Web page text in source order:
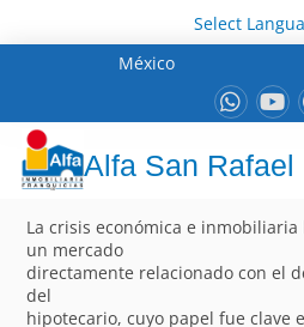
Select
México
Alfa San Rafael
La crisis económica e
un mercado
directamente relacionado con el
del
hipotecario, cuyo papel fue clave